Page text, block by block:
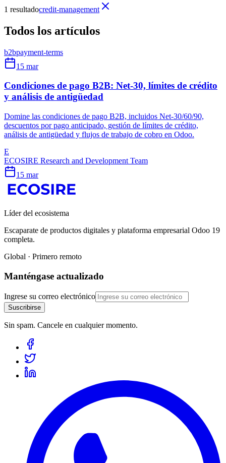
1 resultadocredit-management
Todos los artículos
b2bpayment-terms
15 mar
Condiciones de pago B2B: Net-30, límites de crédito
y análisis de antigüedad
Domine las condiciones de pago B2B, incluidos Net-30/60/90,
descuentos por pago anticipado, gestión de límites de crédito,
análisis de antigüedad y flujos de trabajo de cobro en Odoo.
E
ECOSIRE Research and Development Team
15 mar
Líder del ecosistema
Escaparate de productos digitales y plataforma empresarial Odoo 19
completa.
Global · Primero remoto
Manténgase actualizado
Ingrese su correo electrónico
Suscribirse
Sin spam. Cancele en cualquier momento.